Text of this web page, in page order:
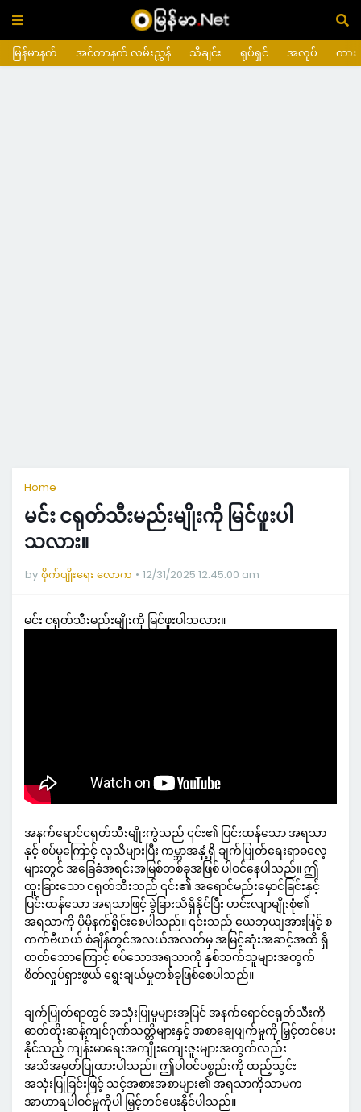
မြန်မာနက် အင်တာနက် လမ်းညွှန် သီချင်း ရုပ်ရှင် အလုပ် ကား
Home
မင်း ငရုတ်သီးမည်းမျိုးကို မြင်ဖူးပါ
သလား။
by စိုက်ပျိုးရေး လောက 12/31/2025 12:45:00 am
မင်း ငရုတ်သီးမည်းမျိုးကို မြင်ဖူးပါသလား။
အနက်ရောင်ငရုတ်သီးမျိုးကွဲသည် ၎င်း၏ ပြင်းထန်သော အရသာ
နှင့် စပ်မှုကြောင့် လူသိများပြီး ကမ္ဘာအနှံ့ရှိ ချက်ပြုတ်ရေးရာဓလေ့
များတွင် အခြေခံအရင်းအမြစ်တစ်ခုအဖြစ် ပါဝင်နေပါသည်။ ဤ
ထူးခြားသော ငရုတ်သီးသည် ၎င်း၏ အရောင်မည်းမှောင်ခြင်းနှင့်
ပြင်းထန်သော အရသာဖြင့် ခွဲခြားသိရှိနိုင်ပြီး ဟင်းလျာမျိုးစုံ၏
အရသာကို ပိုမိုနက်ရှိုင်းစေပါသည်။ ၎င်းသည် ယေဘုယျအားဖြင့် စ
ကက်ဗီယယ် စံချိန်တွင်အလယ်အလတ်မှ အမြင့်ဆုံးအဆင့်အထိ ရှိ
တတ်သောကြောင့် စပ်သောအရသာကို နှစ်သက်သူများအတွက်
စိတ်လှုပ်ရှားဖွယ် ရွေးချယ်မှုတစ်ခုဖြစ်စေပါသည်။
ချက်ပြုတ်ရာတွင် အသုံးပြုမှုများအပြင် အနက်ရောင်ငရုတ်သီးကို
ဓာတ်တိုးဆန့်ကျင်ဂုဏ်သတ္တိများနှင့် အစာချေဖျက်မှုကို မြှင့်တင်ပေး
နိုင်သည့် ကျန်းမာရေးအကျိုးကျေးဇူးများအတွက်လည်း
အသိအမှတ်ပြုထားပါသည်။ ဤပါဝင်ပစ္စည်းကို ထည့်သွင်း
အသုံးပြုခြင်းဖြင့် သင့်အစားအစာများ၏ အရသာကိုသာမက
အာဟာရပါဝင်မှုကိုပါ မြှင့်တင်ပေးနိုင်ပါသည်။